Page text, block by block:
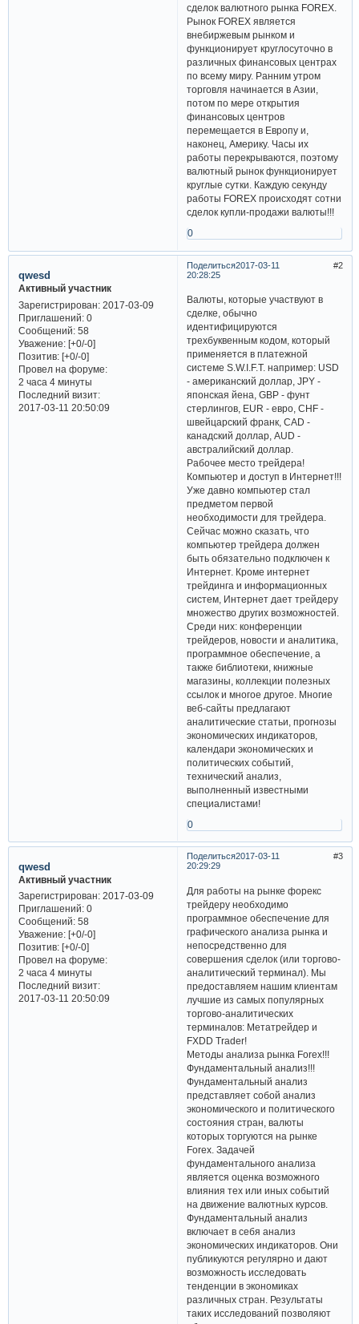
сделок валютного рынка FOREX.
Рынок FOREX является
внебиржевым рынком и
функционирует круглосуточно в
различных финансовых центрах
по всему миру. Ранним утром
торговля начинается в Азии,
потом по мере открытия
финансовых центров
перемещается в Европу и,
наконец, Америку. Часы их
работы перекрываются, поэтому
валютный рынок функционирует
круглые сутки. Каждую секунду
работы FOREX происходят сотни
сделок купли-продажи валюты!!!
0
Поделиться 2
2017-03-11
20:28:25
qwesd
Активный участник
Зарегистрирован: 2017-03-09
Приглашений:0
Сообщений:58
Уважение: [+0/-0]
Позитив: [+0/-0]
Провел на форуме:
2 часа 4 минуты
Последний визит:
2017-03-11 20:50:09
Валюты, которые участвуют в
сделке, обычно
идентифицируются
трехбуквенным кодом, который
применяется в платежной
системе S.W.I.F.T. например: USD
- американский доллар, JPY -
японская йена, GBP - фунт
стерлингов, EUR - евро, CHF -
швейцарский франк, CAD -
канадский доллар, AUD -
австралийский доллар.
Рабочее место трейдера!
Компьютер и доступ в Интернет!!!
Уже давно компьютер стал
предметом первой
необходимости для трейдера.
Сейчас можно сказать, что
компьютер трейдера должен
быть обязательно подключен к
Интернет. Кроме интернет
трейдинга и информационных
систем, Интернет дает трейдеру
множество других возможностей.
Среди них: конференции
трейдеров, новости и аналитика,
программное обеспечение, а
также библиотеки, книжные
магазины, коллекции полезных
ссылок и многое другое. Многие
веб-сайты предлагают
аналитические статьи, прогнозы
экономических индикаторов,
календари экономических и
политических событий,
технический анализ,
выполненный известными
специалистами!
0
Поделиться 3
2017-03-11
20:29:29
qwesd
Активный участник
Зарегистрирован: 2017-03-09
Приглашений:0
Сообщений:58
Уважение: [+0/-0]
Позитив: [+0/-0]
Провел на форуме:
2 часа 4 минуты
Последний визит:
2017-03-11 20:50:09
Для работы на рынке форекс
трейдеру необходимо
программное обеспечение для
графического анализа рынка и
непосредственно для
совершения сделок (или торгово-
аналитический терминал). Мы
предоставляем нашим клиентам
лучшие из самых популярных
торгово-аналитических
терминалов: Метатрейдер и
FXDD Trader!
Методы анализа рынка Forex!!!
Фундаментальный анализ!!!
Фундаментальный анализ
представляет собой анализ
экономического и политического
состояния стран, валюты
которых торгуются на рынке
Forex. Задачей
фундаментального анализа
является оценка возможного
влияния тех или иных событий
на движение валютных курсов.
Фундаментальный анализ
включает в себя анализ
экономических индикаторов. Они
публикуются регулярно и дают
возможность исследовать
тенденции в экономиках
различных стран. Результаты
таких исследований позволяют